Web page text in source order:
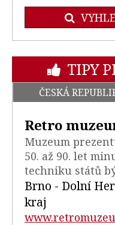
TIPY
ČESKÁ
Retro
Muzeum
50. až 90. let
techniku států
Brno - Dolní
kraj